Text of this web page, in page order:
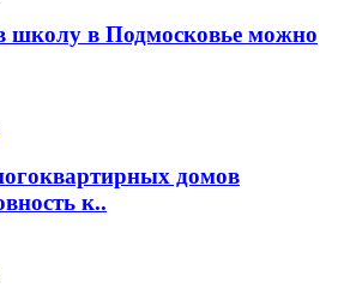
школу в Подмосковье можно
домов
к..